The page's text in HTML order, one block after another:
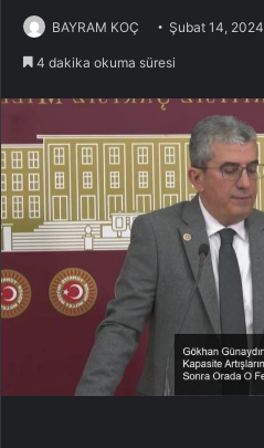
BAYRAM KOÇ Şubat 14, 2024
4 dakika okuma süresi